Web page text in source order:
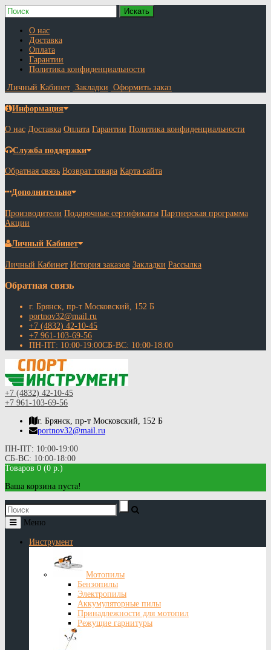
О нас
Доставка
Оплата
Гарантии
Политика конфиденциальности
Личный Кабинет Закладки Оформить заказ
Информация
О нас Доставка Оплата Гарантии Политика конфиденциальности
Служба поддержки
Обратная связь Возврат товара Карта сайта
Дополнительно
Производители Подарочные сертификаты Партнерская программа
Акции
Личный Кабинет
Личный Кабинет История заказов Закладки Рассылка
Обратная связь
г. Брянск, пр-т Московский, 152 Б
portnov32@mail.ru
+7 (4832) 42-10-45
+7 961-103-69-56
ПН-ПТ: 10:00-19:00СБ-ВС: 10:00-18:00
+7 (4832) 42-10-45
+7 961-103-69-56
г. Брянск, пр-т Московский, 152 Б
portnov32@mail.ru
ПН-ПТ: 10:00-19:00
СБ-ВС: 10:00-18:00
Товаров 0 (0 р.)
Ваша корзина пуста!
Меню
Инструмент
Мотопилы
Бензопилы
Электропилы
Аккумуляторные пилы
Принадлежности для мотопил
Режущие гарнитуры